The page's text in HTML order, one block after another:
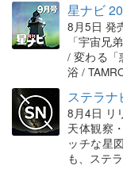
星ナビ
8月5日 発
「宇宙兄
/ 変わる「
浴 /
ステラナ
8月4日 リ
天体観察
ッチな星
も、ステ